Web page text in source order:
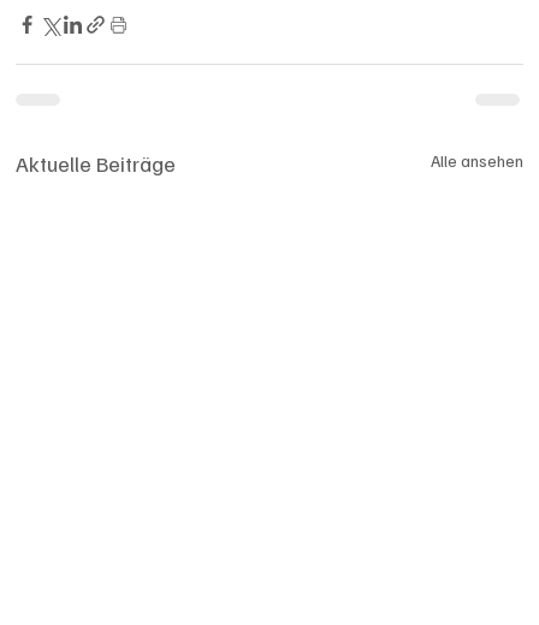
Aktuelle Beiträge Alle ansehen